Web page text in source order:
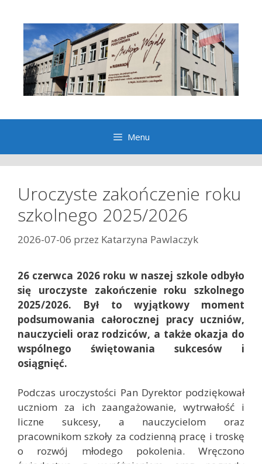
Menu
Uroczyste zakończenie roku
szkolnego 2025/2026
2026-07-06 przez Katarzyna Pawlaczyk
26 czerwca 2026 roku w naszej szkole odbyło
się uroczyste zakończenie roku szkolnego
2025/2026. Był to wyjątkowy moment
podsumowania całorocznej pracy uczniów,
nauczycieli oraz rodziców, a także okazja do
wspólnego świętowania sukcesów i
osiągnięć.
Podczas uroczystości Pan Dyrektor podziękował
uczniom za ich zaangażowanie, wytrwałość i
liczne sukcesy, a nauczycielom oraz
pracownikom szkoły za codzienną pracę i troskę
o rozwój młodego pokolenia. Wręczono